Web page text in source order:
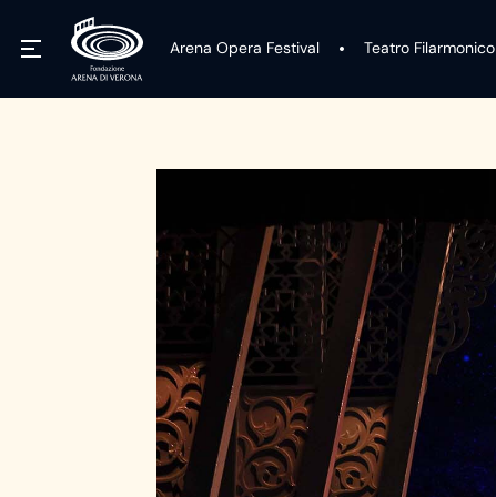
Arena Opera Festival Teatro Filarmonico